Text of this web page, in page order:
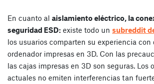
En cuanto al aislamiento eléctrico, la
seguridad ESD: existe todo un subreddit
los usuarios comparten su experiencia con
ordenador impresas en 3D. Con las
las cajas impresas en 3D son seguras. Los
actuales no emiten interferencias tan